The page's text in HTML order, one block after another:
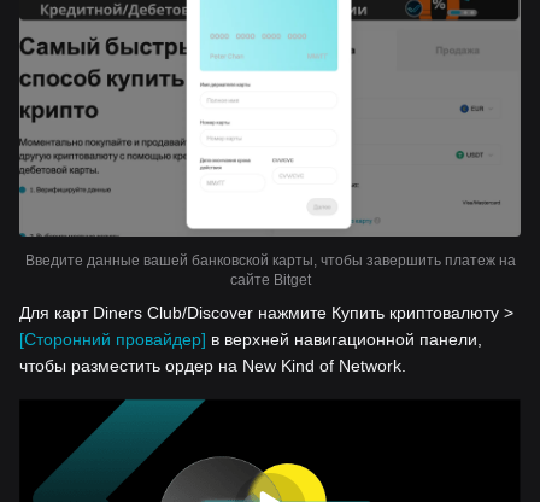
Введите данные вашей банковской карты, чтобы завершить платеж на
сайте Bitget
Для карт Diners Club/Discover нажмите Купить криптовалюту >
[Сторонний провайдер] в верхней навигационной панели,
чтобы разместить ордер на New Kind of Network.